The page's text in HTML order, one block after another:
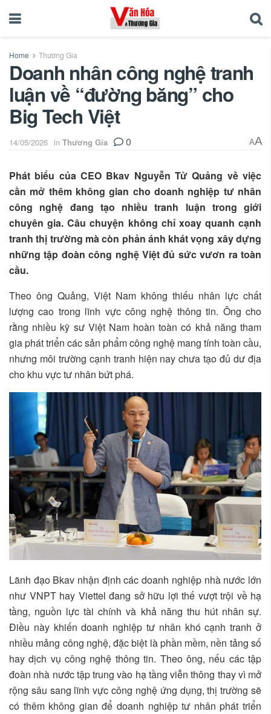
Home Thương Gia
Doanh nhân công nghệ tranh
luận về “đường băng” cho
Big Tech Việt
14/05/2026 in Thương Gia 0 AA
Phát biểu của CEO Bkav Nguyễn Tử Quảng về việc
cần mở thêm không gian cho doanh nghiệp tư nhân
công nghệ đang tạo nhiều tranh luận trong giới
chuyên gia. Câu chuyện không chỉ xoay quanh cạnh
tranh thị trường mà còn phản ánh khát vọng xây dựng
những tập đoàn công nghệ Việt đủ sức vươn ra toàn
cầu.
Theo ông Quảng, Việt Nam không thiếu nhân lực chất
lượng cao trong lĩnh vực công nghệ thông tin. Ông cho
rằng nhiều kỹ sư Việt Nam hoàn toàn có khả năng tham
gia phát triển các sản phẩm công nghệ mang tính toàn cầu,
nhưng môi trường cạnh tranh hiện nay chưa tạo đủ dư địa
cho khu vực tư nhân bứt phá.
Lãnh đạo Bkav nhận định các doanh nghiệp nhà nước lớn
như VNPT hay Viettel đang sở hữu lợi thế vượt trội về hạ
tầng, nguồn lực tài chính và khả năng thu hút nhân sự.
Điều này khiến doanh nghiệp tư nhân khó cạnh tranh ở
nhiều mảng công nghệ, đặc biệt là phần mềm, nền tảng số
hay dịch vụ công nghệ thông tin. Theo ông, nếu các tập
đoàn nhà nước tập trung vào hạ tầng viễn thông thay vì mở
rộng sâu sang lĩnh vực công nghệ ứng dụng, thị trường sẽ
có thêm không gian để doanh nghiệp tư nhân phát triển